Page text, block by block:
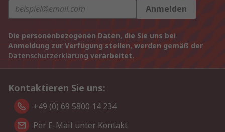
Anmelden
Die personenbezogenen Daten, die Sie uns bei
Anmeldung zur Verfügung stellen, werden gemäß der
Datenschutzerklärung verarbeitet.
Kontaktieren Sie uns:
+49 (0) 69 5800 14 234
Per E-Mail unter Kontakt